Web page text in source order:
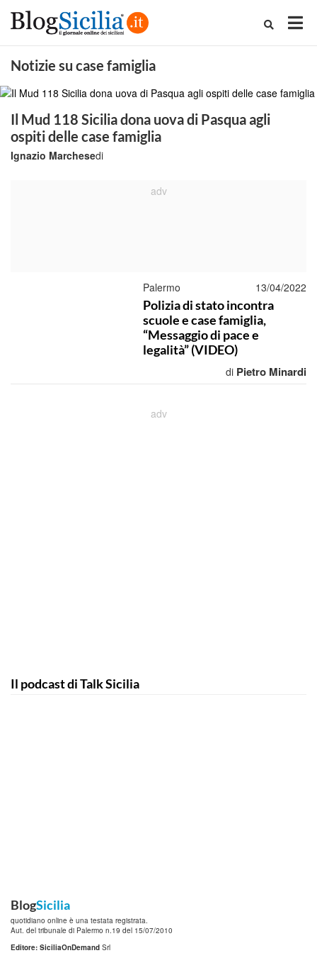
Notizie su case famiglia
Il Mud 118 Sicilia dona uova di Pasqua agli
ospiti delle case famiglia
di
Ignazio Marchese
Palermo 13/04/2022
Polizia di stato incontra
scuole e case famiglia,
“Messaggio di pace e
legalità” (VIDEO)
di Pietro Minardi
Il podcast di Talk Sicilia
BlogSicilia
quotidiano online è una testata registrata.
Aut. del tribunale di Palermo n.19 del 15/07/2010
Editore: SiciliaOnDemand Srl